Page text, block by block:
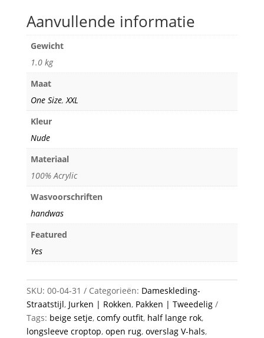
Aanvullende informatie
Gewicht
1.0 kg
Maat
One Size,XXL
Kleur
Nude
Materiaal
100% Acrylic
Wasvoorschriften
handwas
Featured
Yes
SKU: 00-04-31 Categorieën: Dameskleding-
Straatstijl, Jurken | Rokken, Pakken | Tweedelig
Tags: beige setje, comfy outfit, half lange rok,
longsleeve croptop, open rug, overslag V-hals,